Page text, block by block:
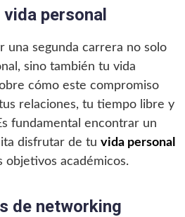
personal
una segunda carrera no solo
sino también tu vida
cómo este compromiso
relaciones, tu tiempo libre y
fundamental encontrar un
disfrutar de tu vida personal
objetivos académicos.
de networking